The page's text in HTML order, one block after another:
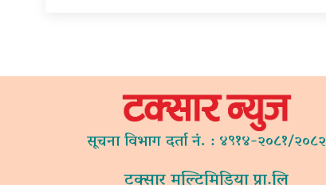
सूचना विभाग दर्ता नं. : ४९१४-२०८१/२०८२